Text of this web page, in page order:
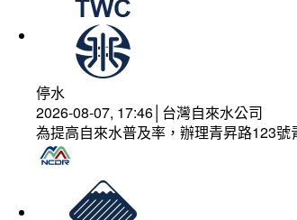
停水
2026-08-07, 17:46│台灣自來水公司
為提高自來水普及率，辦理青昇路123號